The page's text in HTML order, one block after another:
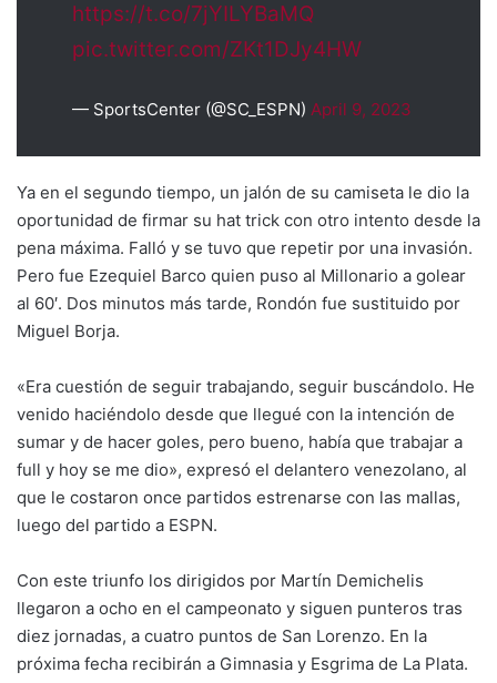
https://t.co/7jYILYBaMQ
pic.twitter.com/ZKt1DJy4HW
— SportsCenter (@SC_ESPN) April 9, 2023
Ya en el segundo tiempo, un jalón de su camiseta le dio la
oportunidad de firmar su hat trick con otro intento desde la
pena máxima. Falló y se tuvo que repetir por una invasión.
Pero fue Ezequiel Barco quien puso al Millonario a golear
al 60′. Dos minutos más tarde, Rondón fue sustituido por
Miguel Borja.
«Era cuestión de seguir trabajando, seguir buscándolo. He
venido haciéndolo desde que llegué con la intención de
sumar y de hacer goles, pero bueno, había que trabajar a
full y hoy se me dio», expresó el delantero venezolano, al
que le costaron once partidos estrenarse con las mallas,
luego del partido a ESPN.
Con este triunfo los dirigidos por Martín Demichelis
llegaron a ocho en el campeonato y siguen punteros tras
diez jornadas, a cuatro puntos de San Lorenzo. En la
próxima fecha recibirán a Gimnasia y Esgrima de La Plata.